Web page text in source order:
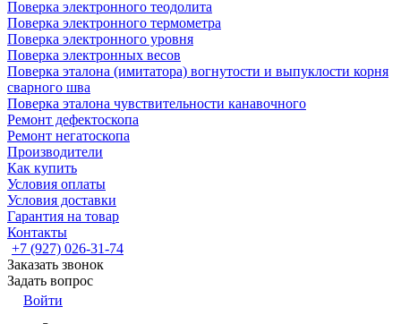
Поверка электронного теодолита
Поверка электронного термометра
Поверка электронного уровня
Поверка электронных весов
Поверка эталона (имитатора) вогнутости и выпуклости корня
сварного шва
Поверка эталона чувствительности канавочного
Ремонт дефектоскопа
Ремонт негатоскопа
Производители
Как купить
Условия оплаты
Условия доставки
Гарантия на товар
Контакты
+7 (927) 026-31-74
Заказать звонок
Задать вопрос
Войти